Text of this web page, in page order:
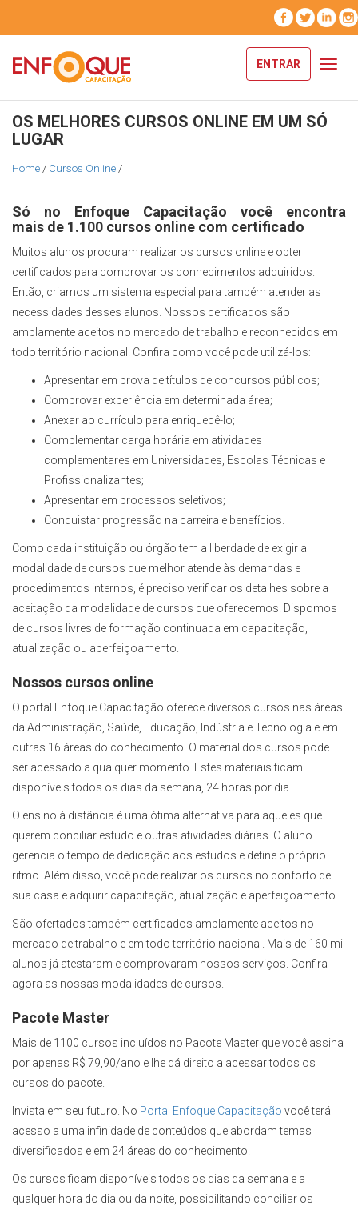
ENTRAR
OS MELHORES CURSOS ONLINE EM UM SÓ
LUGAR
Home / Cursos Online /
Só no Enfoque Capacitação você encontra
mais de 1.100 cursos online com certificado
Muitos alunos procuram realizar os cursos online e obter
certificados para comprovar os conhecimentos adquiridos.
Então, criamos um sistema especial para também atender as
necessidades desses alunos. Nossos certificados são
amplamente aceitos no mercado de trabalho e reconhecidos em
todo território nacional. Confira como você pode utilizá-los:
Apresentar em prova de títulos de concursos públicos;
Comprovar experiência em determinada área;
Anexar ao currículo para enriquecê-lo;
Complementar carga horária em atividades
complementares em Universidades, Escolas Técnicas e
Profissionalizantes;
Apresentar em processos seletivos;
Conquistar progressão na carreira e benefícios.
Como cada instituição ou órgão tem a liberdade de exigir a
modalidade de cursos que melhor atende às demandas e
procedimentos internos, é preciso verificar os detalhes sobre a
aceitação da modalidade de cursos que oferecemos. Dispomos
de cursos livres de formação continuada em capacitação,
atualização ou aperfeiçoamento.
Nossos cursos online
O portal Enfoque Capacitação oferece diversos cursos nas áreas
da Administração, Saúde, Educação, Indústria e Tecnologia e em
outras 16 áreas do conhecimento. O material dos cursos pode
ser acessado a qualquer momento. Estes materiais ficam
disponíveis todos os dias da semana, 24 horas por dia.
O ensino à distância é uma ótima alternativa para aqueles que
querem conciliar estudo e outras atividades diárias. O aluno
gerencia o tempo de dedicação aos estudos e define o próprio
ritmo. Além disso, você pode realizar os cursos no conforto de
sua casa e adquirir capacitação, atualização e aperfeiçoamento.
São ofertados também certificados amplamente aceitos no
mercado de trabalho e em todo território nacional. Mais de 160 mil
alunos já atestaram e comprovaram nossos serviços. Confira
agora as nossas modalidades de cursos.
Pacote Master
Mais de 1100 cursos incluídos no Pacote Master que você assina
por apenas R$ 79,90/ano e lhe dá direito a acessar todos os
cursos do pacote.
Invista em seu futuro. No Portal Enfoque Capacitação você terá
acesso a uma infinidade de conteúdos que abordam temas
diversificados e em 24 áreas do conhecimento.
Os cursos ficam disponíveis todos os dias da semana e a
qualquer hora do dia ou da noite, possibilitando conciliar os